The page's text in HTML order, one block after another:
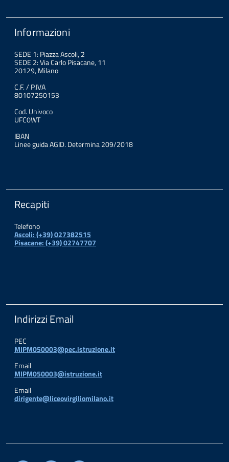
Informazioni
SEDE 1: Piazza Ascoli, 2
SEDE 2: Via Carlo Pisacane, 11
20129, Milano
C.F. / P.IVA
80107250153
Cod. Univoco
UFC0WT
IBAN
Linee guida AGID. Determina 209/2018
Recapiti
Telefono
Ascoli: (+39) 027382515
Pisacane: (+39) 02747707
Indirizzi Email
PEC
MIPM050003@pec.istruzione.it
Email
MIPM050003@istruzione.it
Email
dirigente@liceovirgiliomilano.it